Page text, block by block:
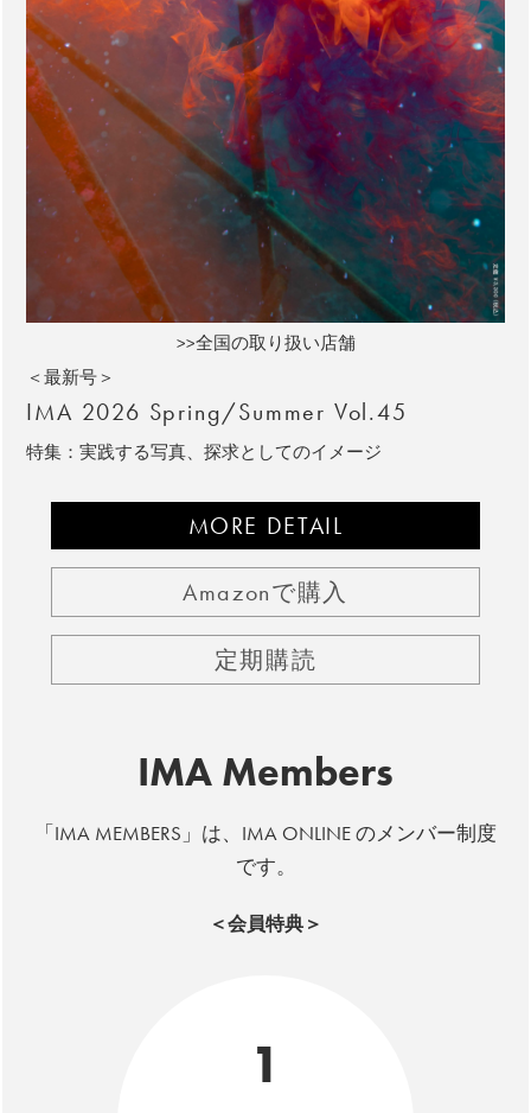
>>全国の取り扱い店舗
＜最新号＞
IMA 2026 Spring/Summer Vol.45
特集：実践する写真、探求としてのイメージ
MORE DETAIL
Amazonで購入
定期購読
IMA Members
「IMA MEMBERS」は、IMA ONLINE のメンバー制度
です。
＜会員特典＞
1